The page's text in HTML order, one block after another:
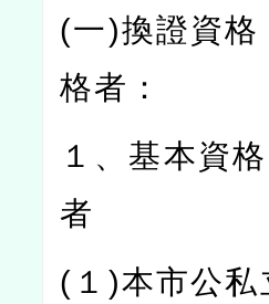
(一)換證資
格者：
１、基本資
者
( １ )本市公